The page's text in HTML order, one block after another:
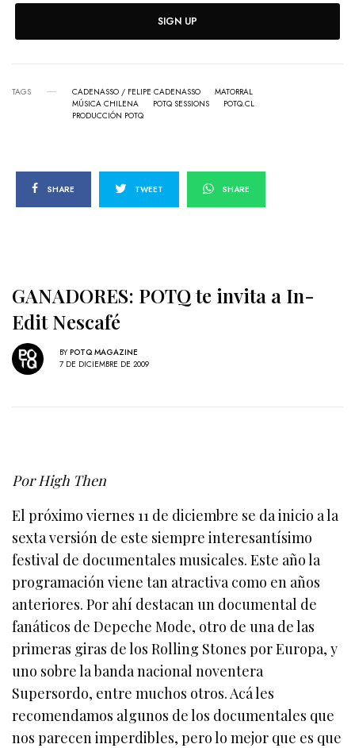
SIGN UP
TAGS CADENASSO / FELIPE CADENASSO
MATORRAL
MÚSICA CHILENA
POTQ SESSIONS
POTQ.CL
PRODUCCIÓN POTQ
SHARE TWEET SHARE
GANADORES: POTQ te invita a In-
Edit Nescafé
BY POTQ MAGAZINE
7 DE DICIEMBRE DE 2009
Por High Then
El próximo viernes 11 de diciembre se da inicio a la
sexta versión de este siempre interesantísimo
festival de documentales musicales. Este año la
programación viene tan atractiva como en años
anteriores. Por ahí destacan un documental de
fanáticos de Depeche Mode, otro de una de las
primeras giras de los Rolling Stones por Europa, y
uno sobre la banda nacional noventera
Supersordo, entre muchos otros. Acá les
recomendamos algunos de los documentales que
nos parecen imperdibles, pero lo mejor que es que